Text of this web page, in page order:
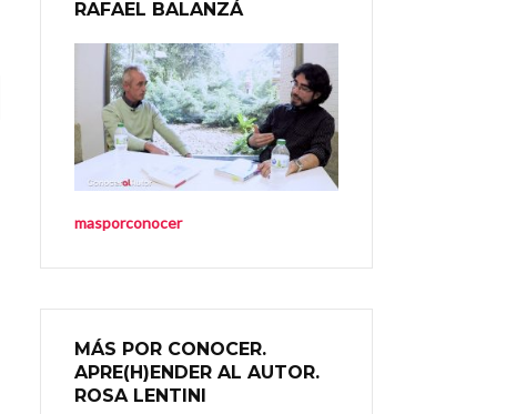
RAFAEL BALANZÁ
masporconocer
MÁS POR CONOCER.
APRE(H)ENDER AL AUTOR.
ROSA LENTINI